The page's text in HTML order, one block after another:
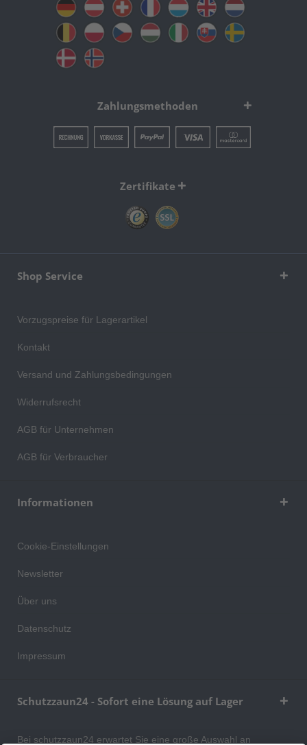
Zahlungsmethoden
Zertifikate
Shop Service
Vorzugspreise für Lagerartikel
Kontakt
Versand und Zahlungsbedingungen
Widerrufsrecht
AGB für Unternehmen
AGB für Verbraucher
Informationen
Cookie-Einstellungen
Newsletter
Über uns
Datenschutz
Impressum
Schutzzaun24 - Sofort eine Lösung auf Lager
Bei schutzzaun24 erwartet Sie eine große Auswahl an